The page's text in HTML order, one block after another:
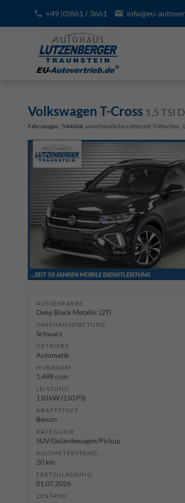
+49 (0)861 / 3661 info@eu-
Volkswagen T-Cross 1,5 TSI
Fahrzeugnr.: 544604 , unverbindliche Lieferzeit: 3 Wochen
AUSSENFARBE
Deep Black Metallic (2T)
INNENAUSSTATTUNG
Schwarz
GETRIEBE
Automatik
HUBRAUM
1.498 ccm
LEISTUNG
110 kW (150 PS)
KRAFTSTOFF
Benzin
KATEGORIE
SUV/Geländewagen/Pickup
KILOMETERSTAND
20 km
ERSTZULASSUNG
01.07.2026
ZUSTAND